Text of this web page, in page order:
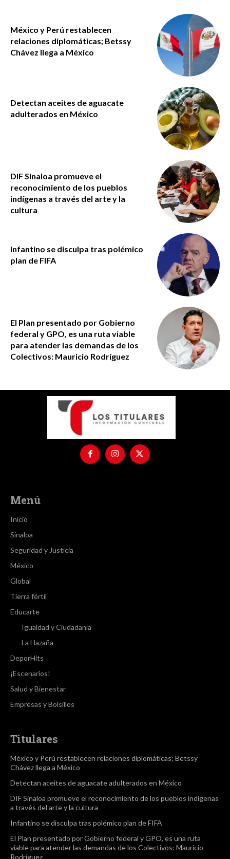
México y Perú restablecen
relaciones diplomáticas; Betssy
Chávez llega a México
Detectan aceites de aguacate
adulterados en México
DIF Sinaloa promueve el
reconocimiento de los pueblos
indígenas a través del arte y la
cultura
Infantino se disculpa tras polémico
plan de FIFA
El Plan presentado por Gobierno
federal y GPO, es una ruta viable
para atender las demandas de los
Colectivos: Mauricio Rodríguez
Menú
Inicio
Sinaloa
Seguridad y Justicia
México
Global
Tierra fértil
Educarte
Igualdad y Ciudadanía
La Hazaña
DeporHits
¡Escenarios!
Salud y Bienestar
Empresas y Bolsillos
Titulares
México y Perú restablecen relaciones diplomáticas; Betssy
Chávez llega a México
Detectan aceites de aguacate adulterados en México
DIF Sinaloa promueve el reconocimiento de los pueblos indígenas
a través del arte y la cultura
Infantino se disculpa tras polémico plan de FIFA
El Plan presentado por Gobierno federal y GPO, es una ruta
viable para atender las demandas de los Colectivos: Mauricio
Rodríguez